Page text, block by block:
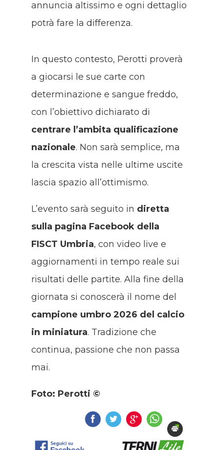
annuncia altissimo e ogni dettaglio
potrà fare la differenza.
In questo contesto, Perotti proverà
a giocarsi le sue carte con
determinazione e sangue freddo,
con l’obiettivo dichiarato di
centrare l’ambita qualificazione
nazionale. Non sarà semplice, ma
la crescita vista nelle ultime uscite
lascia spazio all’ottimismo.
L’evento sarà seguito in diretta
sulla pagina Facebook della
FISCT Umbria, con video live e
aggiornamenti in tempo reale sui
risultati delle partite. Alla fine della
giornata si conoscerà il nome del
campione umbro 2026 del calcio
in miniatura. Tradizione che
continua, passione che non passa
mai.
Foto: Perotti ©